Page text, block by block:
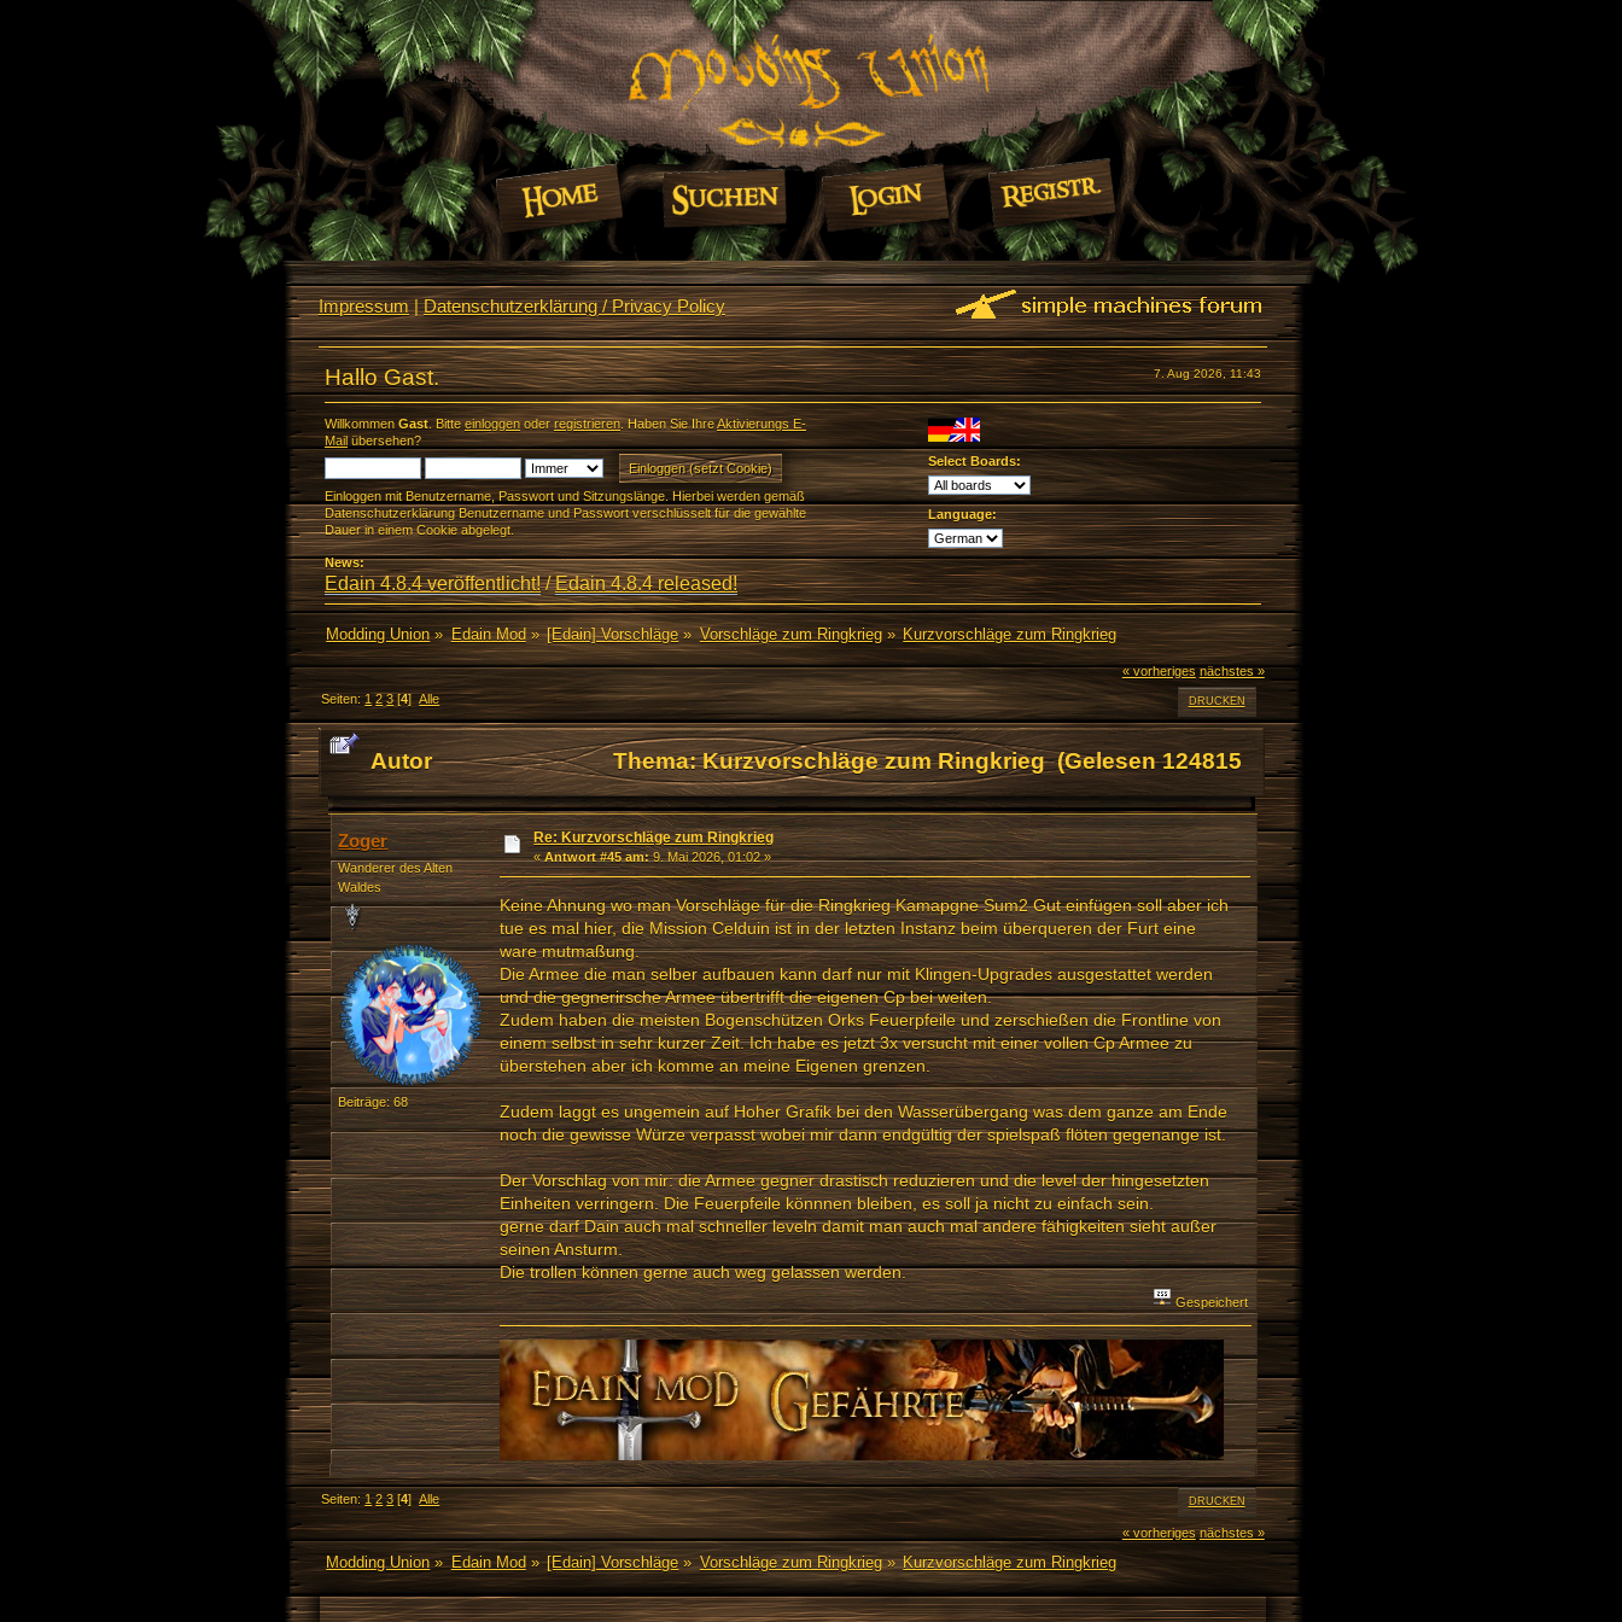
Impressum|Datenschutzerklärung / Privacy Policy
7. Aug 2026, 11:43
Hallo Gast.
Willkommen Gast. Bitte einloggenoderregistrieren. Haben Sie IhreAktivierungs E-
Mailübersehen?
Einloggen mit Benutzername, Passwort und Sitzungslänge. Hierbei werden gemäß
Datenschutzerklärung Benutzername und Passwort verschlüsselt für die gewählte
Dauer in einem Cookie abgelegt.
Select Boards:
Language:
News:
Edain 4.8.4 veröffentlicht!/Edain 4.8.4 released!
Modding Union» Edain Mod» [Edain] Vorschläge» Vorschläge zum Ringkrieg» Kurzvorschläge zum Ringkrieg
« vorheriges nächstes »
DRUCKEN
Seiten: 1 2 3[4]Alle
Autor Thema: Kurzvorschläge zum Ringkrieg (Gelesen 124815
mal)
Zoger
Wanderer des Alten
Waldes
Beiträge: 68
Re: Kurzvorschläge zum Ringkrieg
«Antwort #45 am:9. Mai 2026, 01:02 »
Keine Ahnung wo man Vorschläge für die Ringkrieg Kamapgne Sum2 Gut einfügen soll aber ich
tue es mal hier, die Mission Celduin ist in der letzten Instanz beim überqueren der Furt eine
ware mutmaßung.
Die Armee die man selber aufbauen kann darf nur mit Klingen-Upgrades ausgestattet werden
und die gegnerirsche Armee übertrifft die eigenen Cp bei weiten.
Zudem haben die meisten Bogenschützen Orks Feuerpfeile und zerschießen die Frontline von
einem selbst in sehr kurzer Zeit. Ich habe es jetzt 3x versucht mit einer vollen Cp Armee zu
überstehen aber ich komme an meine Eigenen grenzen.
Zudem laggt es ungemein auf Hoher Grafik bei den Wasserübergang was dem ganze am Ende
noch die gewisse Würze verpasst wobei mir dann endgültig der spielspaß flöten gegenange ist.
Der Vorschlag von mir: die Armee gegner drastisch reduzieren und die level der hingesetzten
Einheiten verringern. Die Feuerpfeile könnnen bleiben, es soll ja nicht zu einfach sein.
gerne darf Dain auch mal schneller leveln damit man auch mal andere fähigkeiten sieht außer
seinen Ansturm.
Die trollen können gerne auch weg gelassen werden.
Gespeichert
DRUCKEN
Seiten:1 2 3[4]Alle
« vorheriges nächstes »
Modding Union» Edain Mod » [Edain] Vorschläge » Vorschläge zum Ringkrieg» Kurzvorschläge zum Ringkrieg